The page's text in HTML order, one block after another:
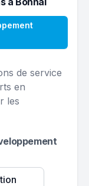
de service
en
les